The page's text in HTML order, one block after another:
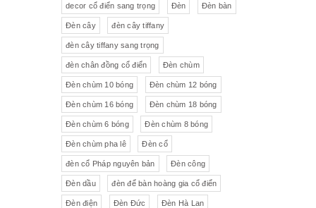
Ấm chén sứ Tiệp Bộ trà
Sữa
Tượng đồng Thảm
Độc bình Đồ đồng
Tượng sứ Đồ trang trí nhỏ
Rượu Cognac
Thực phẩm chức năng
Karlovy Vary
decor cổ điển sang trọng Đèn Đèn bàn
Đèn cây đèn cây tiffany
đèn cây tiffany sang trọng
đèn chân đồng cổ điển Đèn chùm
Đèn chùm 10 bóng Đèn chùm 12 bóng
Đèn chùm 16 bóng Đèn chùm 18 bóng
Đèn chùm 6 bóng Đèn chùm 8 bóng
Đèn chùm pha lê Đèn cổ
đèn cổ Pháp nguyên bản Đèn công
Đèn dầu đèn để bàn hoàng gia cổ điển
Đèn điện Đèn Đức Đèn Hà Lan